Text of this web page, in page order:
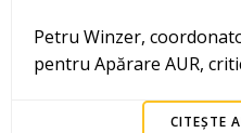
Petru Winzer,
pentru Apărare AUR,
CITEȘTE